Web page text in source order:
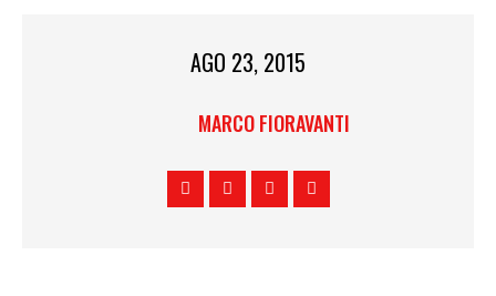
AGO 23, 2015
MARCO FIORAVANTI